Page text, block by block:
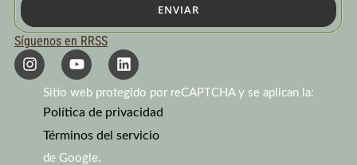
ENVIAR
Síguenos en RRSS
I
n
s
Y
o
u
t
u
b
e
L
i
n
k
e
d
i
Sitio web protegido por reCAPTCHA y se aplican la:
Política de privacidad
Términos del servicio
de Google.